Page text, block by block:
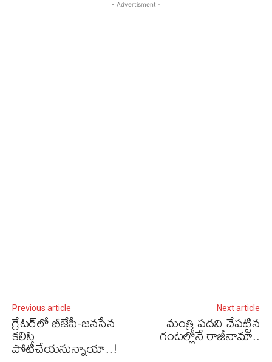
- Advertisment -
Previous article
గ్రేటర్‌లో బీజేపీ-జనసేన
కలిసి
పోటీచేయనున్నాయా..!
Next article
మంత్రి పదవి చేపట్టిన
గంటల్లోనే రాజీనామా..